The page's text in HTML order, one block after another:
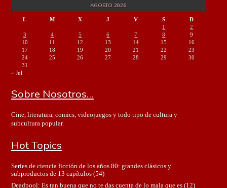
AGOSTO 2026
L M X J V S
D
1
2
3
4 5 6 7 8
9
10
11 12 13 14 15
16
17
18 19 20 21 22
23
24
25 26 27 28 29
30
31
« Jul
Sobre Nosotros…
Cine, literatura, comics, videojuegos y todo tipo de cultura y
subcultura popular.
Hot Topics
Series de ciencia ficción de los años 80: grandes clásicos y
subproductos de 13 capítulos(54)
Deadpool: Es tan buena que no te das cuenta de lo mala que es(12)